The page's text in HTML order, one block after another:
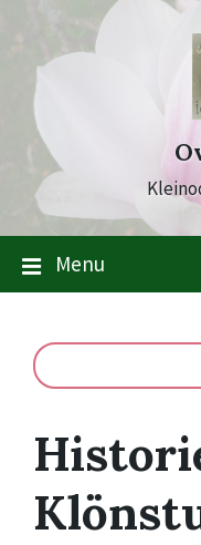
content
main
navigation
footer
Menu